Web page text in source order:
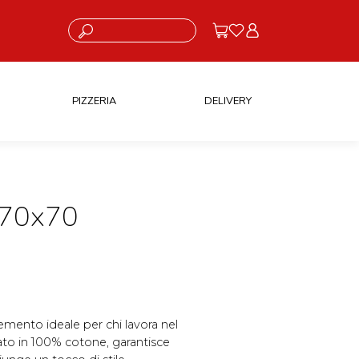
Cosa stai cercando?
PIZZERIA DELIVERY
ideale per chi lavora nel
in 100% cotone, garantisce